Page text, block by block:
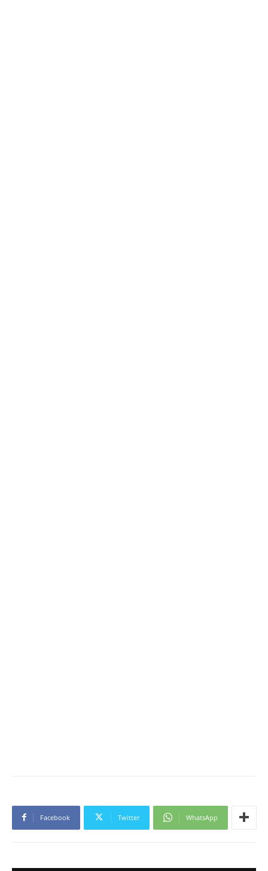
Facebook Twitter WhatsApp